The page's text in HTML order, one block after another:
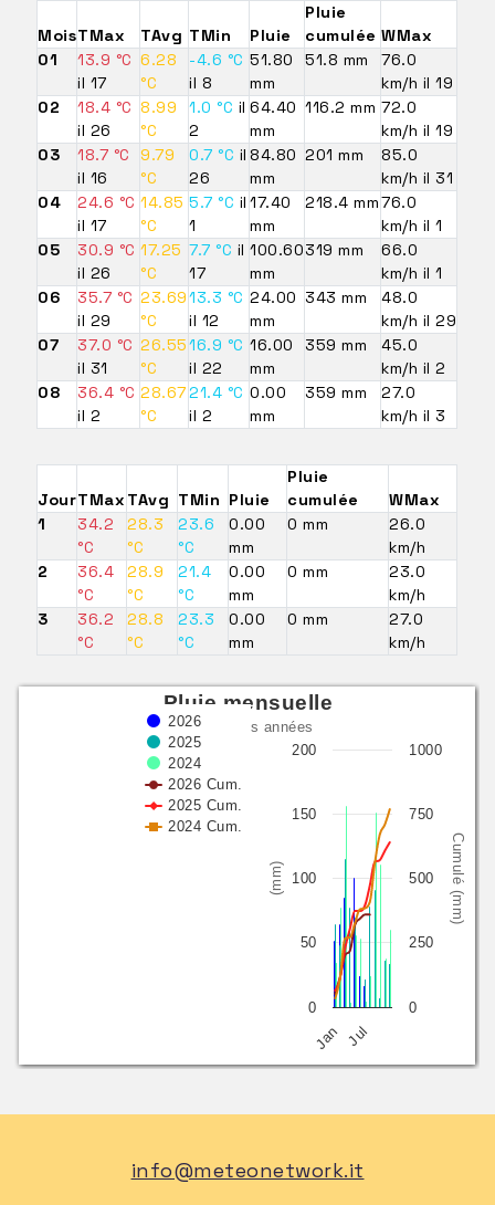
MoisTMax TAvg TMin Pluie
Pluie
cumulée WMax
01
13.9 °C
il 17
6.28
°C
-4.6 °C
il 8
51.80
mm
51.8 mm
76.0
km/h il 19
02
18.4 °C
il 26
8.99
°C
1.0 °C il
2
64.40
mm
116.2 mm 72.0
km/h il 19
03
18.7 °C
il 16
9.79
°C
0.7 °C il
26
84.80
mm
201 mm
85.0
km/h il 31
04
24.6 °C
il 17
14.85
°C
5.7 °C il
1
17.40
mm
218.4 mm76.0
km/h il 1
05
30.9 °C
il 26
17.25
°C
7.7 °C il
17
100.60
mm
319 mm
66.0
km/h il 1
06
35.7 °C
il 29
23.69
°C
13.3 °C
il 12
24.00
mm
343 mm
48.0
km/h il 29
07
37.0 °C
il 31
26.55
°C
16.9 °C
il 22
16.00
mm
359 mm
45.0
km/h il 2
08
36.4 °C
il 2
28.67
°C
21.4 °C
il 2
0.00
mm
359 mm
27.0
km/h il 3
JourTMax TAvg TMin Pluie
Pluie
cumulée
WMax
1
34.2
°C
28.3
°C
23.6
°C
0.00
mm
0 mm
26.0
km/h
2
36.4
°C
28.9
°C
21.4
°C
0.00
mm
0 mm
23.0
km/h
3
36.2
°C
28.8
°C
23.3
°C
0.00
mm
0 mm
27.0
km/h
(mm) Cumulé (mm)
Pluie mensuelle
3 dernières années
2026
2025
2024
2026 Cum.
2025 Cum.
2024 Cum.
Jan Jul
0
50
100
150
200
0
250
500
750
1000
info@meteonetwork.it